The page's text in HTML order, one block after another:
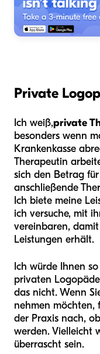
Private
Ich weiß,private
besonders wenn
Krankenkasse
Therapeutin
sich den Betrag
anschließende
Ich biete meine
ich versuche, mit
vereinbaren,
Leistungen erhält.
Ich würde Ihnen
privaten
das nicht. Wenn
nehmen möchten,
der Praxis nach,
werden. Vielleicht
überrascht sein.